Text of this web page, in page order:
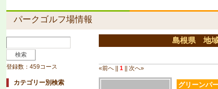
パークゴルフ場情報
登録数：459コース
カテゴリー別検索
島根県 地
«前へ || 1|| 次へ»
グリーンパ